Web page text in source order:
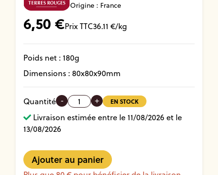
Origine : France
6,50 €Prix TTC36.11 €/kg
Poids net : 180g
Dimensions : 80x80x90mm
Quantité - + EN STOCK
Livraison estimée entre le 11/08/2026 et le
13/08/2026